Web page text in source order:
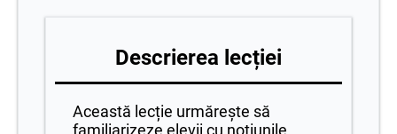
Descrierea lecției
Această lecție urmărește să
familiarizeze elevii cu noțiunile